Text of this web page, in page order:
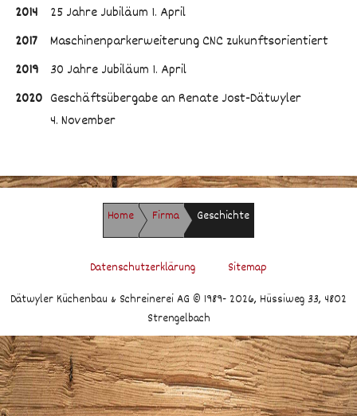
2014
25 Jahre Jubiläum 1. April
2017
Maschinenparkerweiterung CNC zukunftsorientiert
2019
30 Jahre Jubiläum 1. April
2020 Geschäftsübergabe an Renate Jost-Dätwyler
4. November
Home Firma Geschichte
Datenschutzerklärung
Sitemap
Dätwyler Küchenbau & Schreinerei AG © 1989- 2026, Hüssiweg 33, 4802
Strengelbach